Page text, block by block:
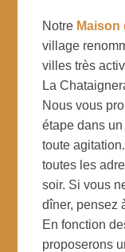
Notre Maison
village
villes très
La
Nous vous
étape dans
toute
toutes les
soir. Si vous
dîner, pensez
En fonction
proposerons